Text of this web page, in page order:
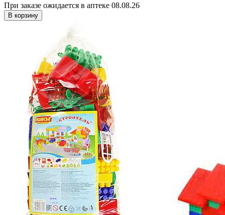
При заказе ожидается в аптеке 08.08.26
В корзину